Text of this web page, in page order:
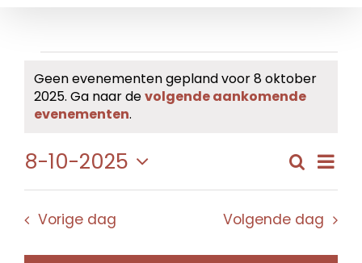
Evenementen
in
8
oktober
2025
Bericht
Geen evenementen gepland voor 8 oktober
2025. Ga naar devolgende aankomende
evenementen.
en
Zoeken
Dag
8-10-2025
Selecteer
datum.
Vorige dag Volgende dag